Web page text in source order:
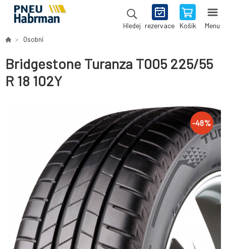
Hledej rezervace Košík Menu
Osobní
Bridgestone Turanza T005 225/55
R 18 102Y
-48%